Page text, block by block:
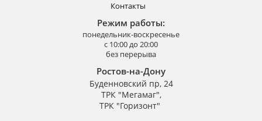
Контакты
Режим работы:
понедельник-воскресенье
с 10:00 до 20:00
без перерыва
Ростов-на-Дону
Буденновский пр, 24
ТРК "Мегамаг",
ТРК "Горизонт"